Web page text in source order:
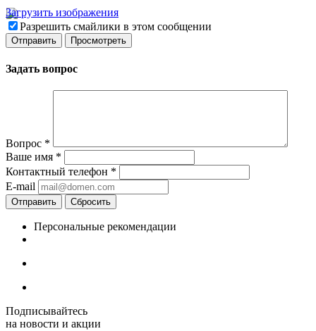
Загрузить изображения
Разрешить смайлики в этом сообщении
Задать вопрос
Вопрос *
Ваше имя *
Контактный телефон *
E-mail
Отправить Сбросить
Персональные рекомендации
Подписывайтесь
на новости и акции